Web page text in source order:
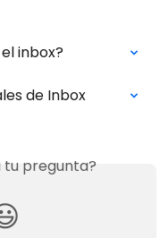
inbox?
de Inbox
tu pregunta?